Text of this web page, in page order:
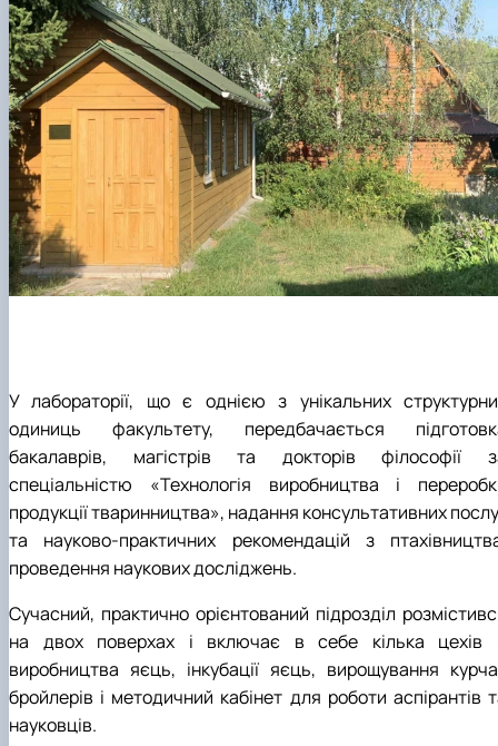
У лабораторії, що є однією з унікальних
одиниць факультету, передбачається
бакалаврів, магістрів та докторів філософії
спеціальністю «Технологія виробництва і
продукції тваринництва», надання консультативних
та науково-практичних рекомендацій з
проведення наукових досліджень.
Сучасний, практично орієнтований підрозділ
на двох поверхах і включає в себе кілька цехів
виробництва яєць, інкубації яєць, вирощування
бройлерів і методичний кабінет для роботи аспірантів
науковців.